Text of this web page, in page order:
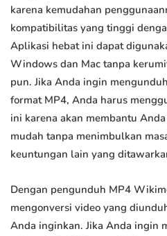
karena kemudahan
kompatibilitas yang tinggi
Aplikasi hebat ini dapat
Windows dan Mac tanpa
pun. Jika Anda ingin
format MP4, Anda harus
ini karena akan membantu
mudah tanpa menimbulkan
keuntungan lain yang
Dengan pengunduh MP4
mengonversi video yang
Anda inginkan. Jika Anda ingin